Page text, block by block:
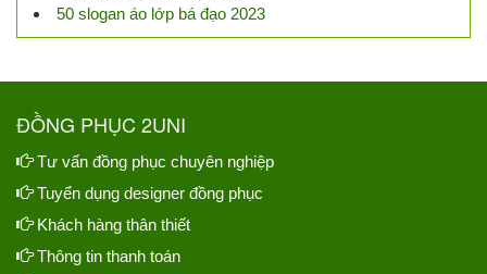
50 slogan áo lớp bá đạo 2023
ĐỒNG PHỤC 2UNI
Tư vấn đồng phục chuyên nghiệp
Tuyển dụng designer đồng phục
Khách hàng thân thiết
Thông tin thanh toán